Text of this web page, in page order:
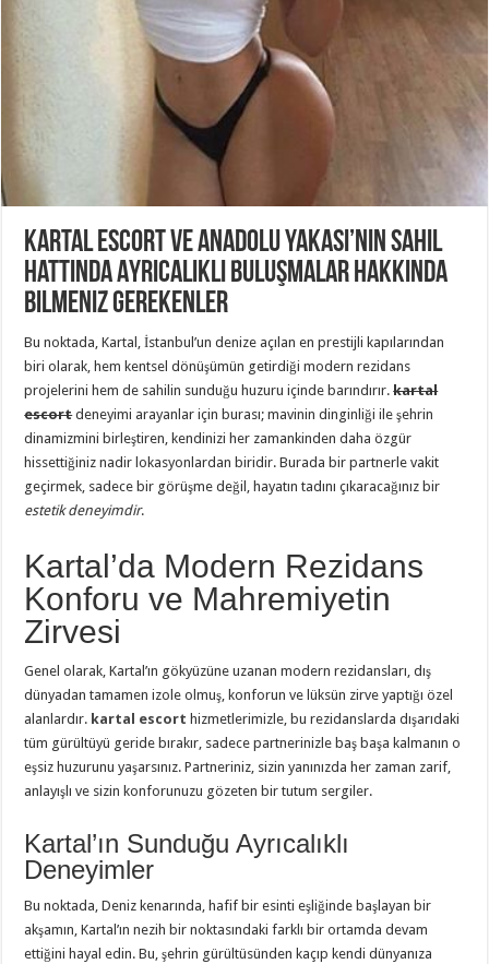
Kartal Escort ve Anadolu Yakası’nın Sahil
Hattında Ayrıcalıklı Buluşmalar Hakkında
Bilmeniz Gerekenler
Bu noktada, Kartal, İstanbul’un denize açılan en prestijli kapılarından
biri olarak, hem kentsel dönüşümün getirdiği modern rezidans
projelerini hem de sahilin sunduğu huzuru içinde barındırır.kartal
escortdeneyimi arayanlar için burası; mavinin dinginliği ile şehrin
dinamizmini birleştiren, kendinizi her zamankinden daha özgür
hissettiğiniz nadir lokasyonlardan biridir. Burada bir partnerle vakit
geçirmek, sadece bir görüşme değil, hayatın tadını çıkaracağınız bir
estetik deneyimdir.
Kartal’da Modern Rezidans
Konforu ve Mahremiyetin
Zirvesi
Genel olarak, Kartal’ın gökyüzüne uzanan modern rezidansları, dış
dünyadan tamamen izole olmuş, konforun ve lüksün zirve yaptığı özel
alanlardır. kartal escort hizmetlerimizle, bu rezidanslarda dışarıdaki
tüm gürültüyü geride bırakır, sadece partnerinizle baş başa kalmanın o
eşsiz huzurunu yaşarsınız. Partneriniz, sizin yanınızda her zaman zarif,
anlayışlı ve sizin konforunuzu gözeten bir tutum sergiler.
Kartal’ın Sunduğu Ayrıcalıklı
Deneyimler
Bu noktada, Deniz kenarında, hafif bir esinti eşliğinde başlayan bir
akşamın, Kartal’ın nezih bir noktasındaki farklı bir ortamda devam
ettiğini hayal edin. Bu, şehrin gürültüsünden kaçıp kendi dünyanıza